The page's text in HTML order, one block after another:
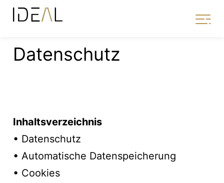
Datenschutz
Inhaltsverzeichnis
• Datenschutz
• Automatische Datenspeicherung
• Cookies